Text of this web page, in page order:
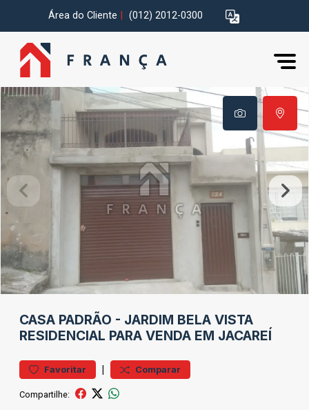
Área do Cliente (012) 2012-0300
CASA PADRÃO - JARDIM BELA VISTA
RESIDENCIAL PARA VENDA EM JACAREÍ
Favoritar | Comparar
Compartilhe: